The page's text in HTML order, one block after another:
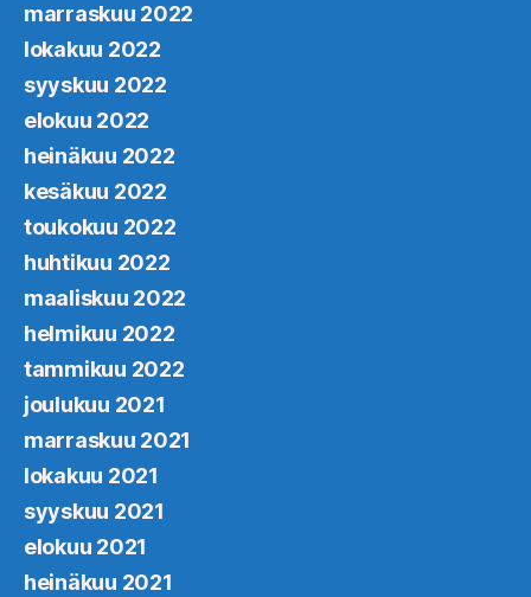
marraskuu 2022
lokakuu 2022
syyskuu 2022
elokuu 2022
heinäkuu 2022
kesäkuu 2022
toukokuu 2022
huhtikuu 2022
maaliskuu 2022
helmikuu 2022
tammikuu 2022
joulukuu 2021
marraskuu 2021
lokakuu 2021
syyskuu 2021
elokuu 2021
heinäkuu 2021